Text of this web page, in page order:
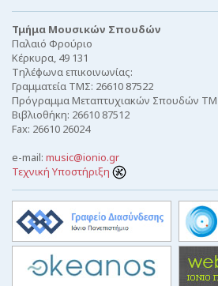
Τμήμα Μουσικών Σπουδών
Παλαιό Φρούριο
Κέρκυρα, 49 131
Τηλέφωνα επικοινωνίας:
Γραμματεία ΤΜΣ: 26610 87522
Πρόγραμμα Μεταπτυχιακών Σπουδών
Βιβλιοθήκη: 26610 87512
Fax: 26610 26024
e-mail: music@ionio.gr
Τεχνική Υποστήριξη